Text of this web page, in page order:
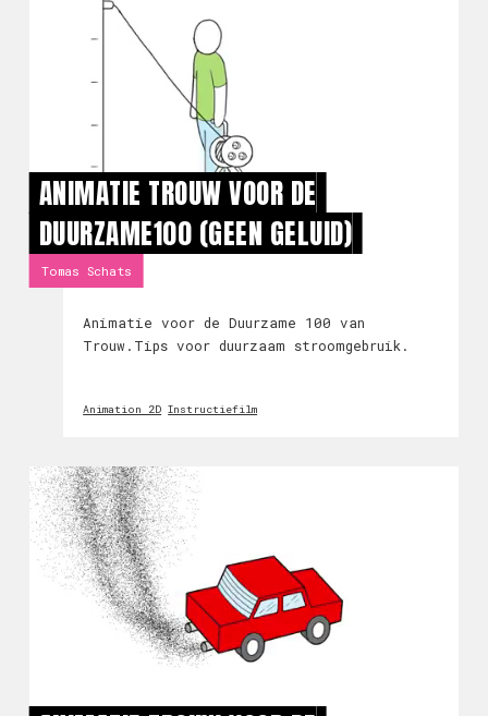
ANIMATIE TROUW VOOR DE
DUURZAME100 (GEEN GELUID)
Tomas Schats
Animatie voor de Duurzame 100 van
Trouw.Tips voor duurzaam stroomgebruik.
Animation 2D Instructiefilm